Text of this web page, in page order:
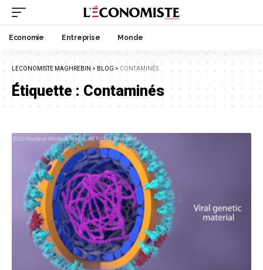
Economie Entreprise Monde
LECONOMISTE MAGHREBIN > BLOG > CONTAMINÉS
Étiquette :Contaminés